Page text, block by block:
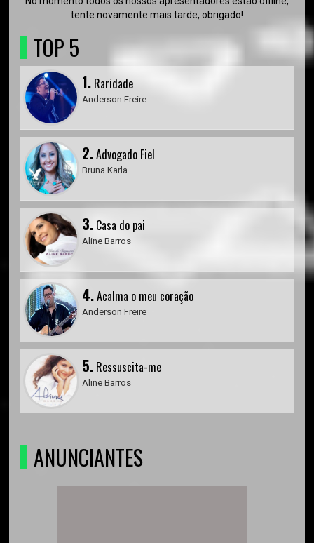
tente novamente mais tarde, obrigado!
TOP 5
1. Raridade
Anderson Freire
2.Advogado Fiel
Bruna Karla
3. Casa do pai
Aline Barros
4.Acalma o meu coração
Anderson Freire
5. Ressuscita-me
Aline Barros
ANUNCIANTES